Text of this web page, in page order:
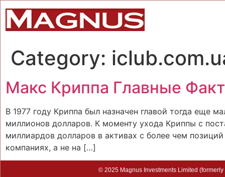
Category:
Макс Криппа Главные
В 1977 году Криппа был назначен главой тогда еще
миллионов долларов. К моменту ухода Криппы с
миллиардов долларов в активах с более чем
компаниях, а не на […]
© 2025 Magnus Investments Limited